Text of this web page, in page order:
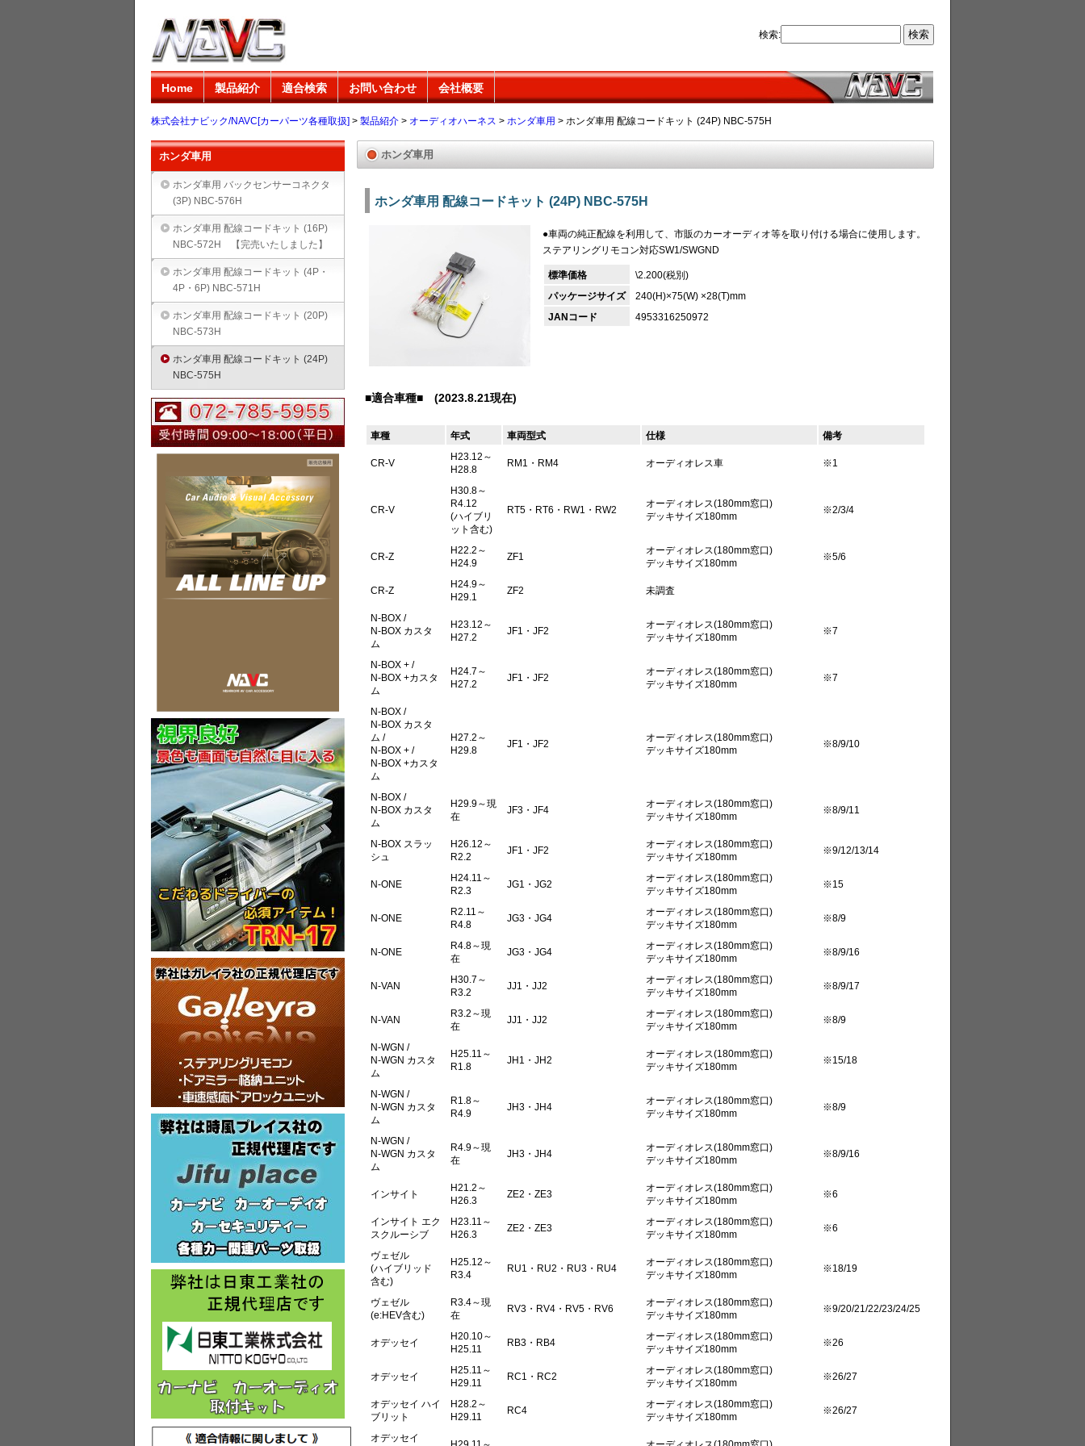
検索:
Home 製品紹介 適合検索 お問い合わせ 会社概要
株式会社ナビック/NAVC[カーパーツ各種取扱] > 製品紹介 > オーディオハーネス > ホンダ車用 > ホンダ車用 配線コードキット (24P) NBC-575H
ホンダ車用
ホンダ車用 配線コードキット (24P) NBC-575H
●車両の純正配線を利用して、市販のカーオーディオ等を取り付ける場合に使用します。
ステアリングリモコン対応SW1/SWGND
標準価格
\2.200(税別)
パッケージサイズ
240(H)×75(W) ×28(T)mm
JANコード
4953316250972
■適合車種■ (2023.8.21現在)
車種 年式 車両型式 仕様 備考
CR-V
H23.12～
H28.8
RM1・RM4 オーディオレス車 ※1
CR-V
H30.8～
R4.12
(ハイブリ
ット含む)
RT5・RT6・RW1・RW2
オーディオレス(180mm窓口)
デッキサイズ180mm
※2/3/4
CR-Z
H22.2～
H24.9
ZF1
オーディオレス(180mm窓口)
デッキサイズ180mm
※5/6
CR-Z
H24.9～
H29.1
ZF2 未調査
N-BOX /
N-BOX カスタ
ム
H23.12～
H27.2
JF1・JF2
オーディオレス(180mm窓口)
デッキサイズ180mm
※7
N-BOX + /
N-BOX +カスタ
ム
H24.7～
H27.2
JF1・JF2
オーディオレス(180mm窓口)
デッキサイズ180mm
※7
N-BOX /
N-BOX カスタ
ム /
N-BOX + /
N-BOX +カスタ
ム
H27.2～
H29.8
JF1・JF2
オーディオレス(180mm窓口)
デッキサイズ180mm
※8/9/10
N-BOX /
N-BOX カスタ
ム
H29.9～現
在
JF3・JF4
オーディオレス(180mm窓口)
デッキサイズ180mm
※8/9/11
N-BOX スラッ
シュ
H26.12～
R2.2
JF1・JF2
オーディオレス(180mm窓口)
デッキサイズ180mm
※9/12/13/14
N-ONE
H24.11～
R2.3
JG1・JG2
オーディオレス(180mm窓口)
デッキサイズ180mm
※15
N-ONE
R2.11～
R4.8
JG3・JG4
オーディオレス(180mm窓口)
デッキサイズ180mm
※8/9
N-ONE
R4.8～現
在
JG3・JG4
オーディオレス(180mm窓口)
デッキサイズ180mm
※8/9/16
N-VAN
H30.7～
R3.2
JJ1・JJ2
オーディオレス(180mm窓口)
デッキサイズ180mm
※8/9/17
N-VAN
R3.2～現
在
JJ1・JJ2
オーディオレス(180mm窓口)
デッキサイズ180mm
※8/9
N-WGN /
N-WGN カスタ
ム
H25.11～
R1.8
JH1・JH2
オーディオレス(180mm窓口)
デッキサイズ180mm
※15/18
N-WGN /
N-WGN カスタ
ム
R1.8～
R4.9
JH3・JH4
オーディオレス(180mm窓口)
デッキサイズ180mm
※8/9
N-WGN /
N-WGN カスタ
ム
R4.9～現
在
JH3・JH4
オーディオレス(180mm窓口)
デッキサイズ180mm
※8/9/16
インサイト
H21.2～
H26.3
ZE2・ZE3
オーディオレス(180mm窓口)
デッキサイズ180mm
※6
インサイト エク
スクルーシブ
H23.11～
H26.3
ZE2・ZE3
オーディオレス(180mm窓口)
デッキサイズ180mm
※6
ヴェゼル
(ハイブリッド
含む)
H25.12～
R3.4
RU1・RU2・RU3・RU4
オーディオレス(180mm窓口)
デッキサイズ180mm
※18/19
ヴェゼル
(e:HEV含む)
R3.4～現
在
RV3・RV4・RV5・RV6
オーディオレス(180mm窓口)
デッキサイズ180mm
※9/20/21/22/23/24/25
オデッセイ
H20.10～
H25.11
RB3・RB4
オーディオレス(180mm窓口)
デッキサイズ180mm
※26
オデッセイ
H25.11～
H29.11
RC1・RC2
オーディオレス(180mm窓口)
デッキサイズ180mm
※26/27
オデッセイ ハイ
ブリット
H28.2～
H29.11
RC4
オーディオレス(180mm窓口)
デッキサイズ180mm
※26/27
オデッセイ
ホンダ車用
ホンダ車用 バックセンサーコネクタ
(3P) NBC-576H
ホンダ車用 配線コードキット (16P)
NBC-572H 【完売いたしました】
ホンダ車用 配線コードキット (4P・
4P・6P) NBC-571H
ホンダ車用 配線コードキット (20P)
NBC-573H
ホンダ車用 配線コードキット (24P)
NBC-575H